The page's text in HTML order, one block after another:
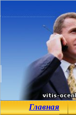
Главная